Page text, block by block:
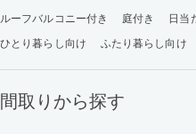
ルーフバルコニー付き 庭付き 日当
ひとり暮らし向け
ふたり暮らし向け
間取りから探す